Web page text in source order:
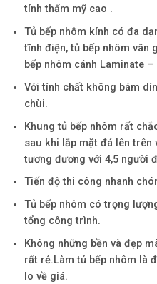
tính thẩm mỹ cao .
Tủ bếp nhôm kính có đa
tĩnh điện, tủ bếp nhôm vân
bếp nhôm cánh Laminate
Với tính chất không bám
chùi.
Khung tủ bếp nhôm rất
sau khi lắp mặt đá lên trên
tương đương với 4,5 người
Tiến độ thi công nhanh
Tủ bếp nhôm có trọng
tổng công trình.
Không những bền và đẹp
rất rẻ.Làm tủ bếp nhôm là
lo về giá.